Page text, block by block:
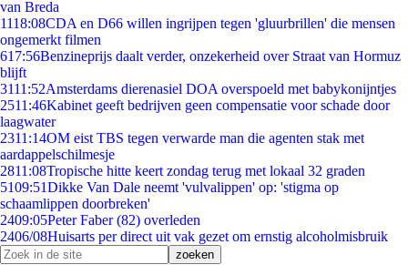
van Breda
1118:08CDA en D66 willen ingrijpen tegen 'gluurbrillen' die mensen
ongemerkt filmen
617:56Benzineprijs daalt verder, onzekerheid over Straat van Hormuz
blijft
3111:52Amsterdams dierenasiel DOA overspoeld met babykonijntjes
2511:46Kabinet geeft bedrijven geen compensatie voor schade door
laagwater
2311:14OM eist TBS tegen verwarde man die agenten stak met
aardappelschilmesje
2811:08Tropische hitte keert zondag terug met lokaal 32 graden
5109:51Dikke Van Dale neemt 'vulvalippen' op: 'stigma op
schaamlippen doorbreken'
2409:05Peter Faber (82) overleden
2406/08Huisarts per direct uit vak gezet om ernstig alcoholmisbruik